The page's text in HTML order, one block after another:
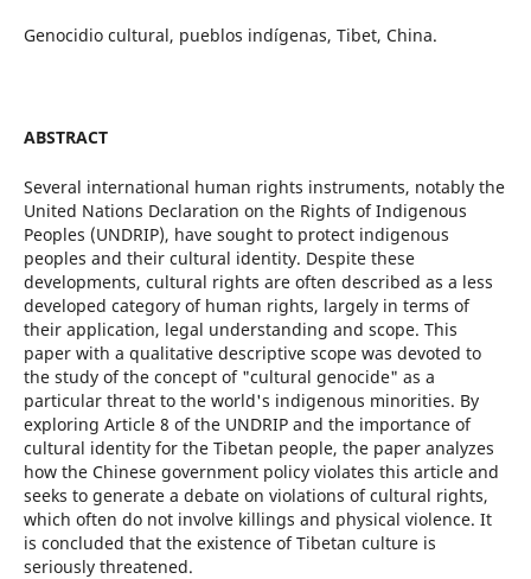
Genocidio cultural, pueblos indígenas, Tibet, China.
ABSTRACT
Several international human rights instruments, notably the
United Nations Declaration on the Rights of Indigenous
Peoples (UNDRIP), have sought to protect indigenous
peoples and their cultural identity. Despite these
developments, cultural rights are often described as a less
developed category of human rights, largely in terms of
their application, legal understanding and scope. This
paper with a qualitative descriptive scope was devoted to
the study of the concept of "cultural genocide" as a
particular threat to the world's indigenous minorities. By
exploring Article 8 of the UNDRIP and the importance of
cultural identity for the Tibetan people, the paper analyzes
how the Chinese government policy violates this article and
seeks to generate a debate on violations of cultural rights,
which often do not involve killings and physical violence. It
is concluded that the existence of Tibetan culture is
seriously threatened.